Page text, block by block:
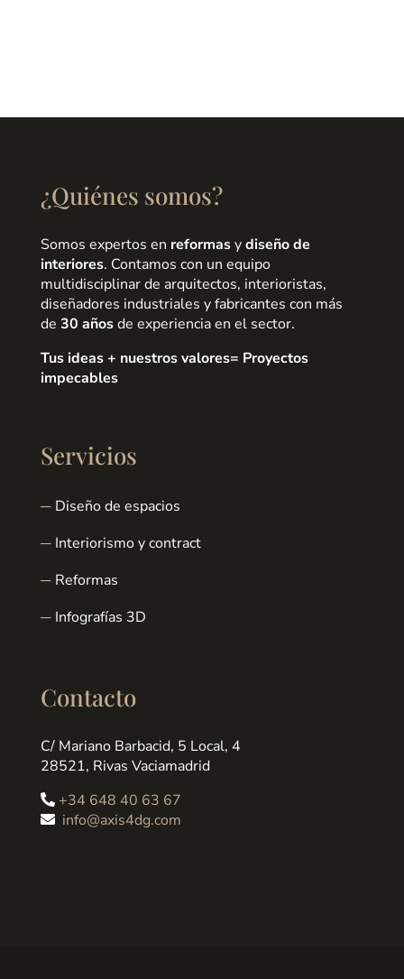
¿Quiénes somos?
Somos expertos en reformasydiseño de
interiores. Contamos con un equipo
multidisciplinar de arquitectos, interioristas,
diseñadores industriales y fabricantes con más
de 30 añosde experiencia en el sector.
Tus ideas + nuestros valores= Proyectos
impecables
Servicios
Diseño de espacios
Interiorismo y contract
Reformas
Infografías 3D
Contacto
C/ Mariano Barbacid, 5 Local, 4
28521, Rivas Vaciamadrid
+34 648 40 63 67
info@axis4dg.com